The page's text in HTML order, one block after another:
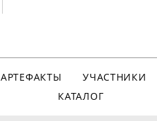
АРТЕФАКТЫ
УЧАСТНИКИ
КАТАЛОГ